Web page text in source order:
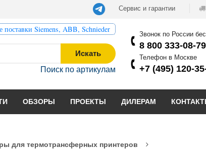
Сервис и гарантии
поставки Siemens, ABB, Schnieder
Искать
Поиск по артикулам
Звонок по России
8 800 333-08-79
Телефон в Москве
+7 (495) 120-
ОБЗОРЫ ПРОЕКТЫ ДИЛЕРАМ
для термотрансферных принтеров